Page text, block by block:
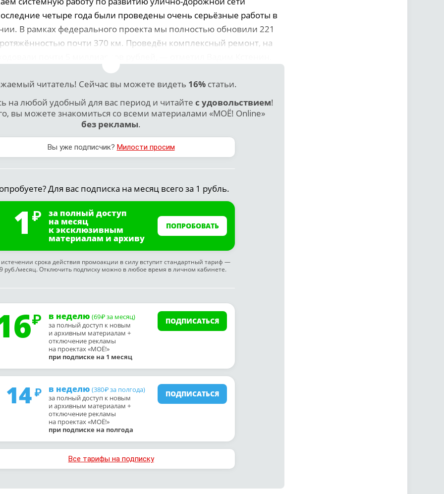
четыре года были проведены очень серьёзные работы в
В рамках федерального проекта мы полностью обновили 221
почти 370 км. Проведён комплексный ремонт, на
читатель! Сейчас вы можете видеть 16%статьи.
на любой удобный для вас период и читайте с удовольствием!
вы можете знакомиться со всеми материалами «МОЁ! Online»
без рекламы.
Вы уже подписчик? Милости просим
Для вас подписка на месяц всего за 1 рубль.
1 за полный доступ
на месяц
к эксклюзивным
материалам и архиву
ПОПРОБОВАТЬ
срока действия промоакции в силу вступит стандартный тариф —
руб./месяц. Отключить подписку можно в любое время в личном кабинете.
в неделю (69₽ за месяц)
за полный доступ к новым
и архивным материалам +
отключение рекламы
на проектах «МОЁ!»
при подписке на 1 месяц
ПОДПИСАТЬСЯ
14 в неделю (380₽ за полгода)
за полный доступ к новым
и архивным материалам +
отключение рекламы
на проектах «МОЁ!»
при подписке на полгода
ПОДПИСАТЬСЯ
Все тарифы на подписку